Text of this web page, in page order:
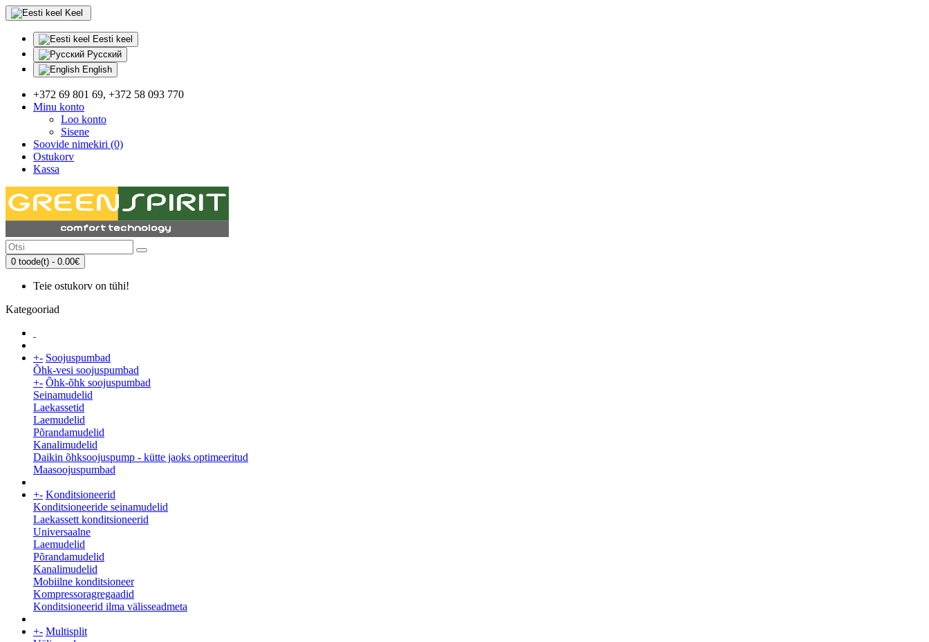
Keel
Eesti keel
Русский
English
+372 69 801 69, +372 58 093 770
Minu konto
Loo konto
Sisene
Soovide nimekiri (0)
Ostukorv
Kassa
0 toode(t) - 0.00€
Teie ostukorv on tühi!
Kategooriad
+- Soojuspumbad
Õhk-vesi soojuspumbad
+- Õhk-õhk soojuspumbad
Seinamudelid
Laekassetid
Laemudelid
Põrandamudelid
Kanalimudelid
Daikin õhksoojuspump - kütte jaoks optimeeritud
Maasoojuspumbad
+- Konditsioneerid
Konditsioneeride seinamudelid
Laekassett konditsioneerid
Universaalne
Laemudelid
Põrandamudelid
Kanalimudelid
Mobiilne konditsioneer
Kompressoragregaadid
Konditsioneerid ilma välisseadmeta
+- Multisplit